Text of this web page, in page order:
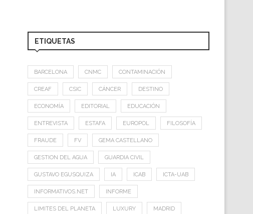
ETIQUETAS
BARCELONA CNMC CONTAMINACIÓN
CREAF CSIC CÁNCER DESTINO
ECONOMÍA EDITORIAL EDUCACIÓN
ENTREVISTA ESTAFA EUROPOL FILOSOFÍA
FRAUDE FV GEMA CASTELLANO
GESTION DEL AGUA GUARDIA CIVIL
GUSTAVO EGUSQUIZA IA ICAB ICTA-UAB
INFORMATIVOS.NET INFORME
LIMITES DEL PLANETA LUXURY MADRID